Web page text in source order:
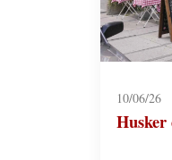
10/06/26